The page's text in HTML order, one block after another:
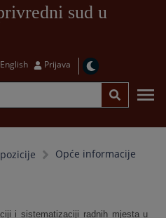
sud u
English Prijava
Opće informacije
i sistematizaciji radnih mjesta u